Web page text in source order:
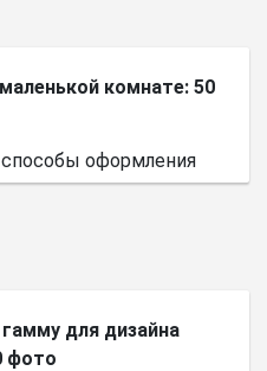
комнате: 50
оформления
для дизайна
фото